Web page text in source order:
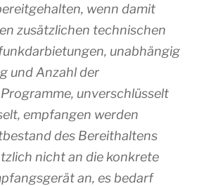
wenn damit
zusätzlichen technischen
unabhängig
und Anzahl der
unverschlüsselt
empfangen werden
des Bereithaltens
nicht an die konkrete
an, es bedarf